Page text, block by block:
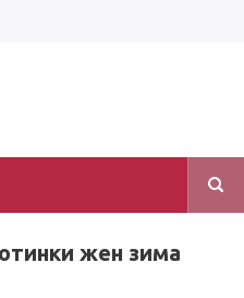
жен зима